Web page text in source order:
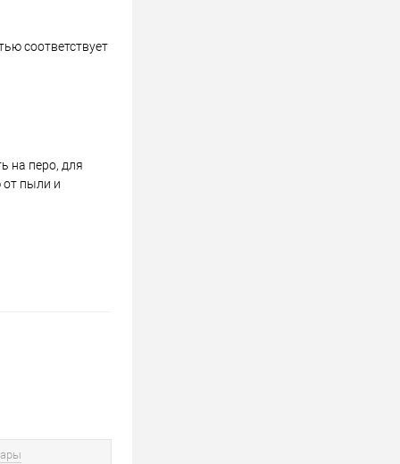
соответствует
на перо, для
от пыли и